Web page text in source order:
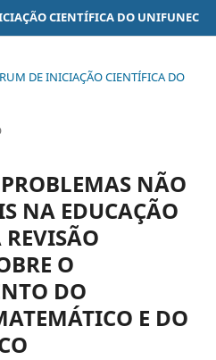
CIENTÍFICA DO UNIFUNEC
DE INICIAÇÃO CIENTÍFICA DO
NÃO
NA EDUCAÇÃO
O
DO
E DO